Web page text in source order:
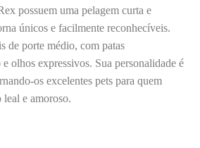
possuem uma pelagem curta e
únicos e facilmente reconhecíveis.
de porte médio, com patas
olhos expressivos. Sua personalidade é
os excelentes pets para quem
e amoroso.